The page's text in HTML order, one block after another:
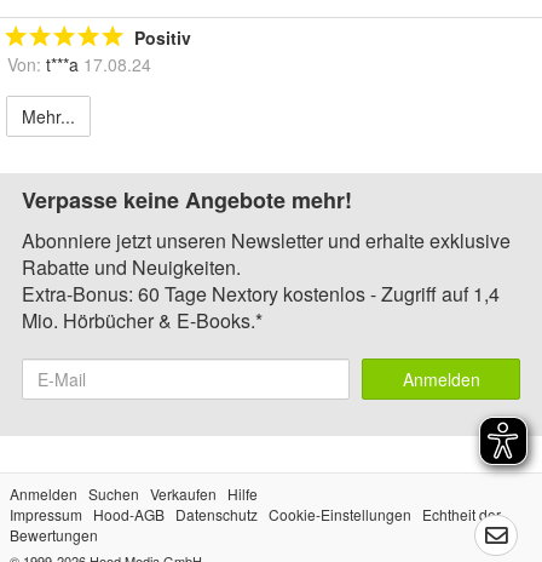
Positiv
Von: t***a 17.08.24
Mehr...
Verpasse keine Angebote mehr!
Abonniere jetzt unseren Newsletter und erhalte exklusive
Rabatte und Neuigkeiten.
Extra-Bonus: 60 Tage Nextory kostenlos - Zugriff auf 1,4
Mio. Hörbücher & E-Books.*
Anmelden
Anmelden Suchen Verkaufen
Hilfe
Impressum
Hood-AGB Datenschutz Cookie-Einstellungen
Echtheit der
Bewertungen